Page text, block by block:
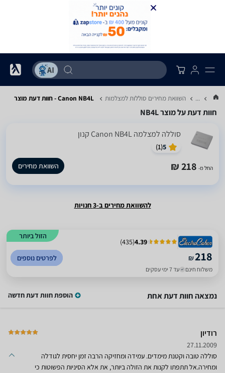
... השוואת מחירים סוללות למצלמות Canon NB4L - חוות דעת מוצר
חוות דעת על מוצר NB4L
סוללה למצלמה Canon NB4L קנון
5
(
1
)
החל מ- 218 ₪ השוואת מחירים
להשוואת מחירים ב-3 חנויות
הזול ביותר
4.39
(
435
)
₪218
משלוח חינם עד 7 ימי עסקים
לפרטים נוספים
נמצאה חוות דעת אחת הוספת חוות דעת חדשה
רודיון
27.11.2009
סוללה טובה וקטנת מימדים. עמידה ומחזיקה הרבה זמן יחסית לגודלה
ומחירה.אל תתפתו לקנות את הזולה ביותר, את אלא הסיניות הפשוטות כי